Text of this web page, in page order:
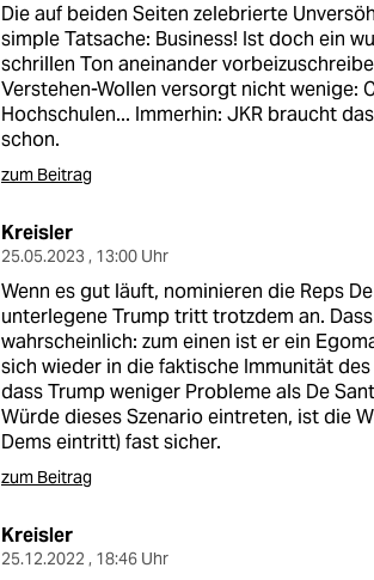
Die auf beiden Seiten zelebrierte
simple Tatsache: Business! Ist doch ein
schrillen Ton aneinander
Verstehen-Wollen versorgt nicht wenige:
Hochschulen... Immerhin: JKR braucht
schon.
zum Beitrag
Kreisler
25.05.2023 , 13:00 Uhr
Wenn es gut läuft, nominieren die Reps
unterlegene Trump tritt trotzdem an.
wahrscheinlich: zum einen ist er ein
sich wieder in die faktische Immunität
dass Trump weniger Probleme als De
Würde dieses Szenario eintreten, ist die
Dems eintritt) fast sicher.
zum Beitrag
Kreisler
25.12.2022 , 18:46 Uhr